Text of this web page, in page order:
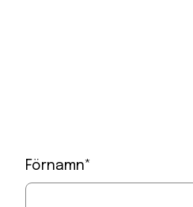
Förnamn*